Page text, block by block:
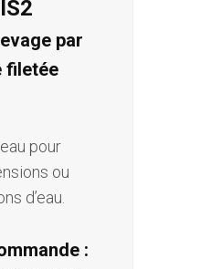
par
filetée
pour
ou
d’eau.
: